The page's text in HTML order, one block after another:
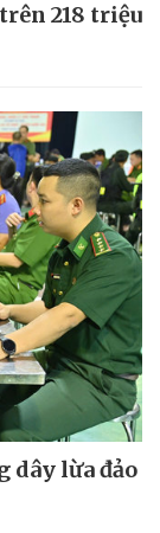
218 triệu
dây lừa đảo